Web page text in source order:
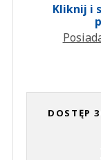
Kliknij i
DOSTĘP